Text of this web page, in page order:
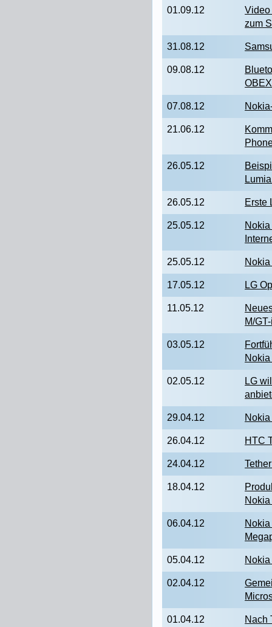
01.09.12
Video
zum
31.08.12
09.08.12
07.08.12
21.06.12
26.05.12
26.05.12 Erste
25.05.12
25.05.12
17.05.12 LG
11.05.12
M/
03.05.12
02.05.12
LG
29.04.12
26.04.12 HTC
24.04.12
18.04.12
06.04.12
05.04.12
02.04.12
01.04.12
Nach